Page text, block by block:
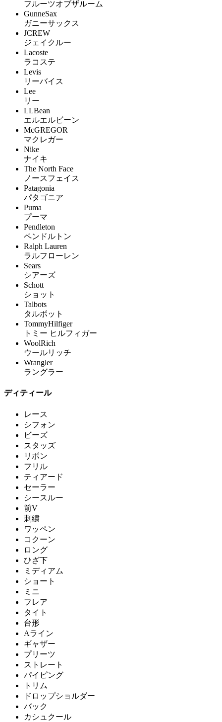
フルーツオブザルーム
GunneSax
ガニーサックス
JCREW
ジェイクルー
Lacoste
ラコステ
Levis
リーバイス
Lee
リー
LLBean
エルエルビーン
McGREGOR
マクレガー
Nike
ナイキ
The North Face
ノースフェイス
Patagonia
パタゴニア
Puma
プーマ
Pendleton
ペンドルトン
Ralph Lauren
ラルフローレン
Sears
シアーズ
Schott
ショット
Talbots
タルボット
TommyHilfiger
トミー ヒルフィガー
WoolRich
ウールリッチ
Wrangler
ラングラー
ディティール
レース
シフォン
ビーズ
スタッズ
リボン
フリル
ティアード
セーラー
シースルー
前V
刺繍
ワッペン
コクーン
ロング
ひざ下
ミディアム
ショート
ミニ
フレア
タイト
台形
Aライン
ギャザー
プリーツ
ストレート
パイピング
トリム
ドロップショルダー
バック
カシュクール